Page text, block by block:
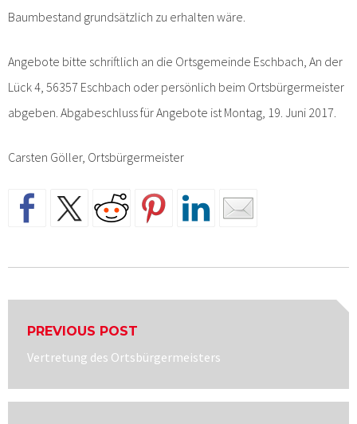
Baumbestand grundsätzlich zu erhalten wäre.
Angebote bitte schriftlich an die Ortsgemeinde Eschbach, An der
Lück 4, 56357 Eschbach oder persönlich beim Ortsbürgermeister
abgeben. Abgabeschluss für Angebote ist Montag, 19. Juni 2017.
Carsten Göller, Ortsbürgermeister
PREVIOUS POST
Previous
Vertretung des Ortsbürgermeisters